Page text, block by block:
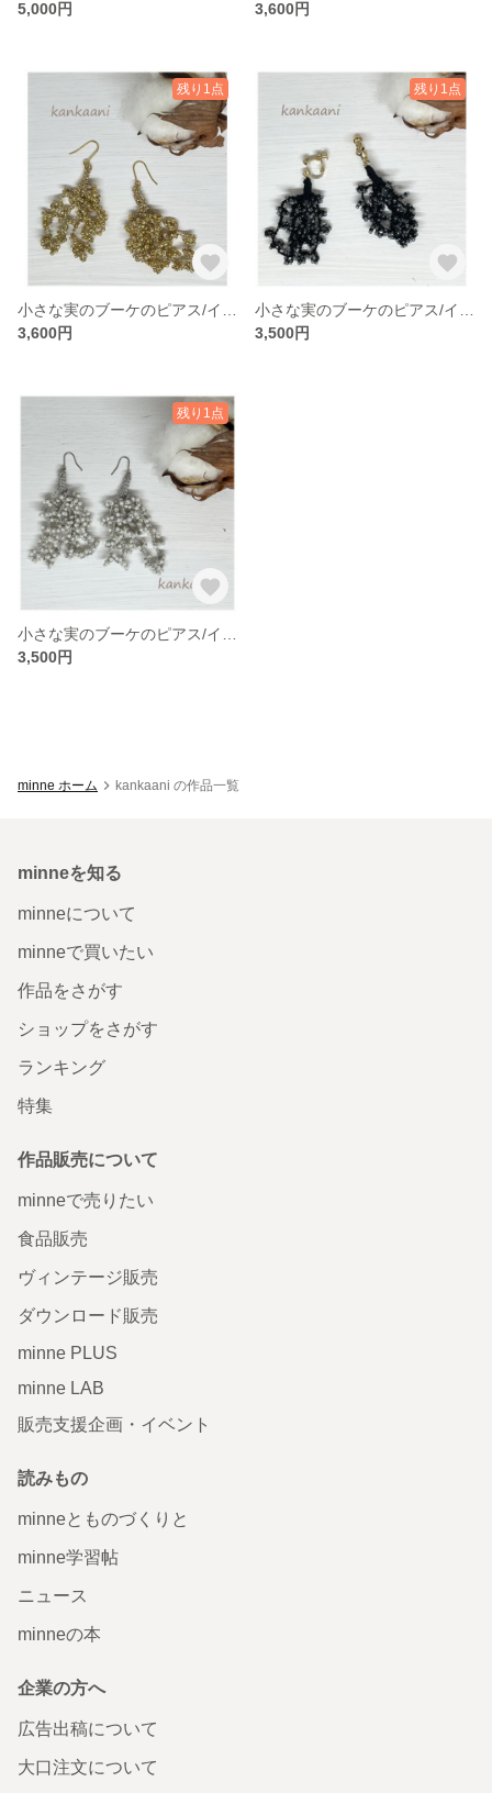
5,000円 3,600円
残り1点
3,600円
残り1点
3,500円
残り1点
3,500円
minne ホーム kankaani の作品一覧
minneを知る
minneについて
minneで買いたい
作品をさがす
ショップをさがす
ランキング
特集
作品販売について
minneで売りたい
食品販売
ヴィンテージ販売
ダウンロード販売
minne PLUS
minne LAB
販売支援企画・イベント
読みもの
minneとものづくりと
minne学習帖
ニュース
minneの本
企業の方へ
広告出稿について
大口注文について